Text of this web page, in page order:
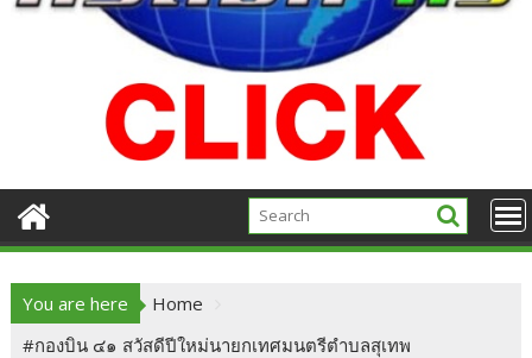
You are here
Home
#กองบิน ๔๑ สวัสดีปีใหม่นายกเทศมนตรีตำบลสุเทพ